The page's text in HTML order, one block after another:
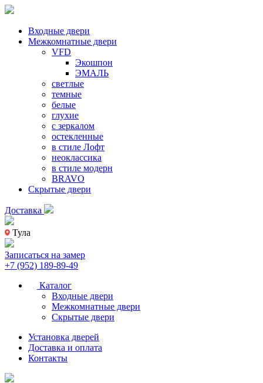
Входные двери
Межкомнатные двери
VFD
Экошпон
ЭМАЛЬ
светлые
темные
белые
глухие
с зеркалом
остекленные
в стиле Лофт
неоклассика
в стиле модерн
BRAVO
Скрытые двери
Доставка
Тула
Записаться на замер
+7 (952) 189-89-49
Каталог
Входные двери
Межкомнатные двери
Скрытые двери
Установка дверей
Доставка и оплата
Контакты